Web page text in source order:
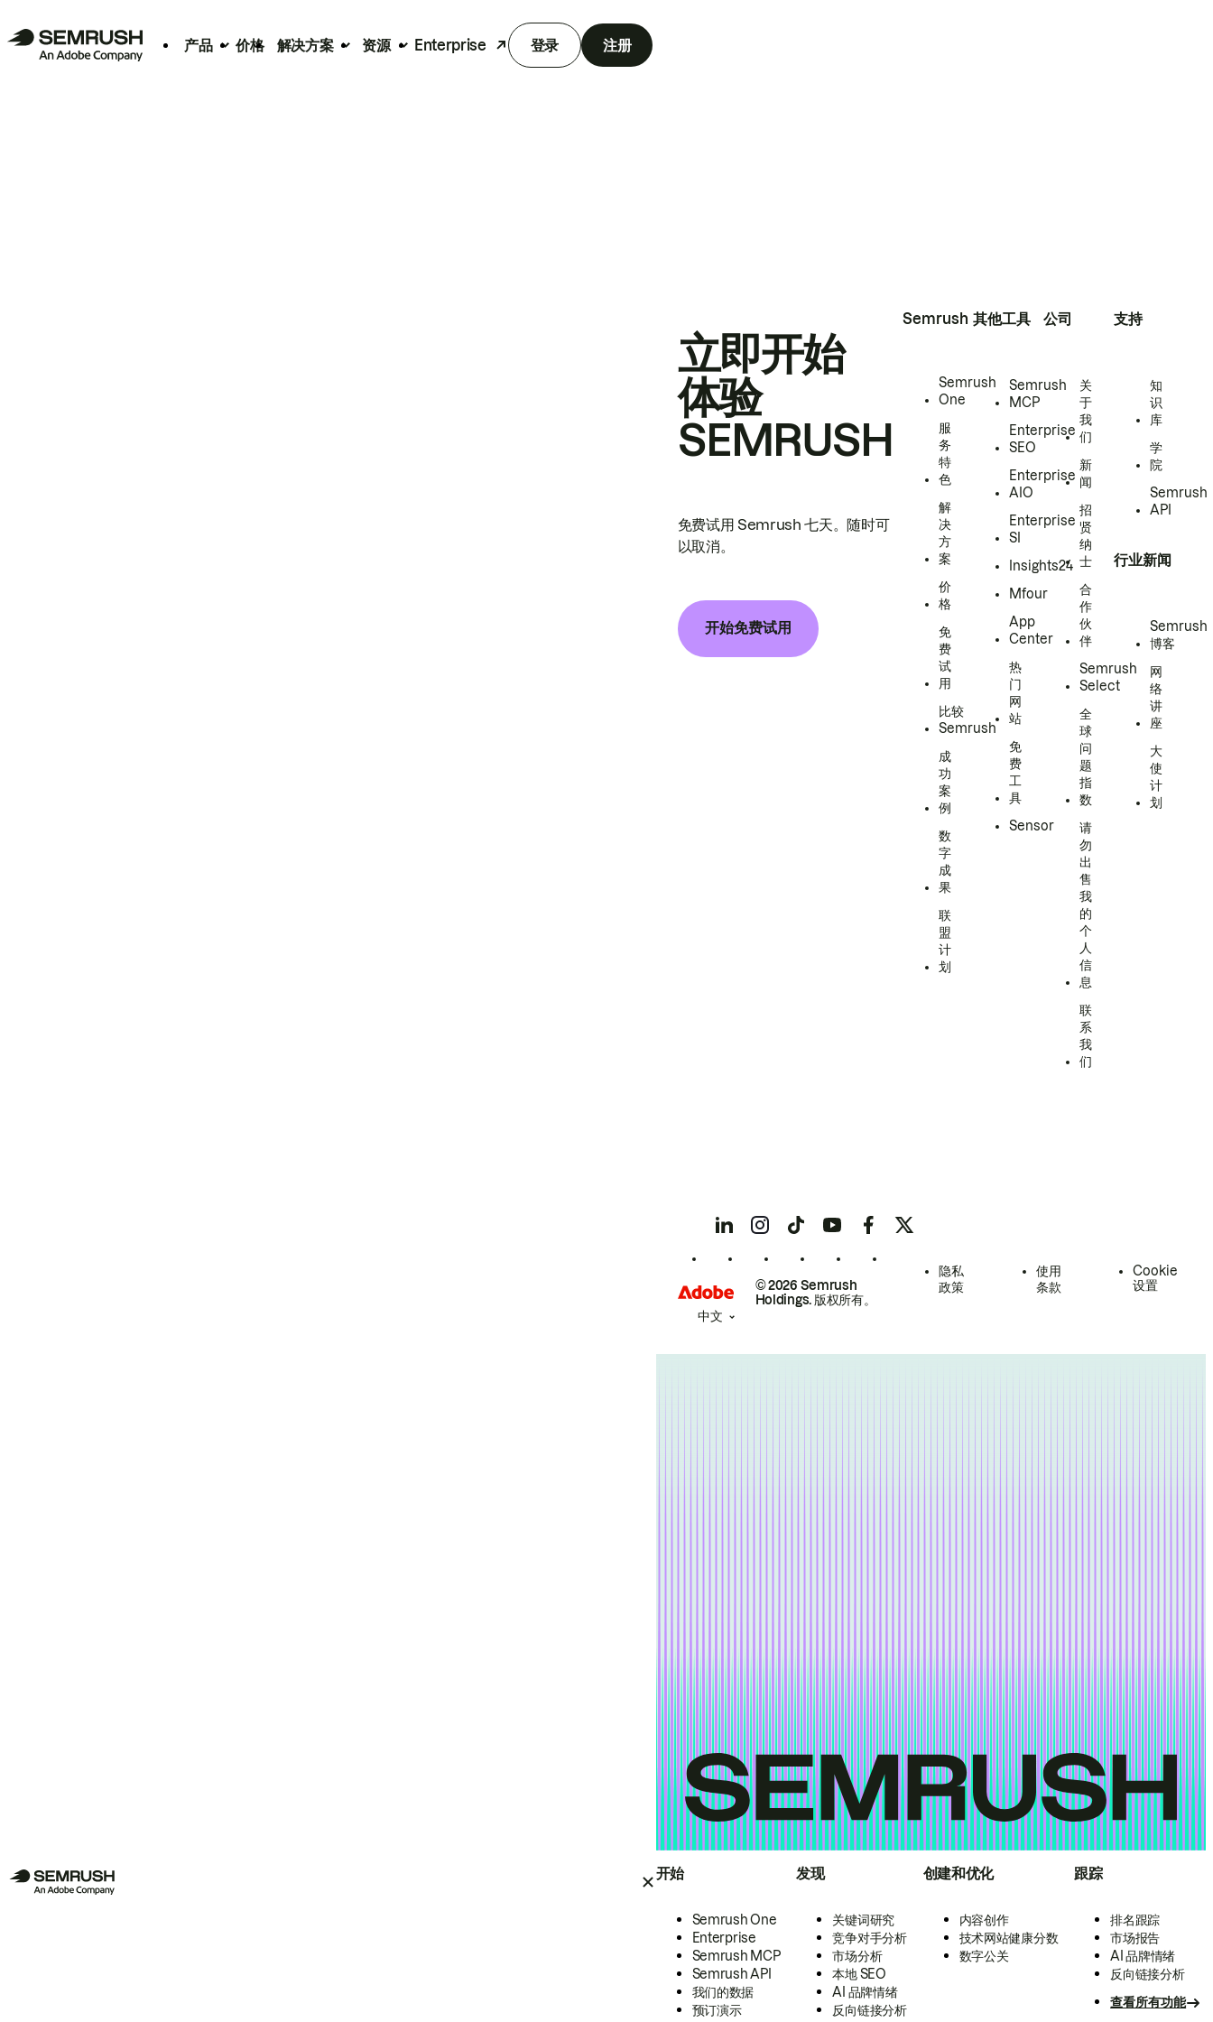
产品 价格 解决方案 资源 Enterprise 登录 注册
开始
Semrush One
Enterprise
Semrush MCP
Semrush API
我们的数据
预订演示
发现
关键词研究
竞争对手分析
市场分析
本地 SEO
AI 品牌情绪
反向链接分析
创建和优化
内容创作
技术网站健康分数
数字公关
跟踪
排名跟踪
市场报告
AI 品牌情绪
反向链接分析
查看所有功能
立即开始
体验
SEMRUSH
免费试用 Semrush 七天。随时可
以取消。
开始免费试用
Semrush
Semrush
One
服
务
特
色
解
决
方
案
价
格
免
费
试
用
比较
Semrush
成
功
案
例
数
字
成
果
联
盟
计
划
其他工具
Semrush
MCP
Enterprise
SEO
Enterprise
AIO
Enterprise
SI
Insights24
Mfour
App
Center
热
门
网
站
免
费
工
具
Sensor
公司
关
于
我
们
新
闻
招
贤
纳
士
合
作
伙
伴
Semrush
Select
全
球
问
题
指
数
请
勿
出
售
我
的
个
人
信
息
联
系
我
们
支持
知
识
库
学
院
Semrush
API
行业新闻
Semrush
博客
网
络
讲
座
大
使
计
划
© 2026 Semrush
Holdings. 版权所有。
隐私
政策
使用
条款
Cookie
设置
中文